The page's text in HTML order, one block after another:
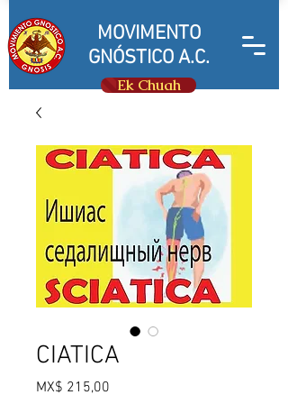
MOVIMENTO
GNÓSTICO A.C.
Ek Chuah
CIATICA
MX$ 215,00